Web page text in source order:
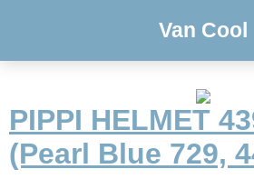
Van Cool
PIPPI HELMET
(Pearl Blue 729,